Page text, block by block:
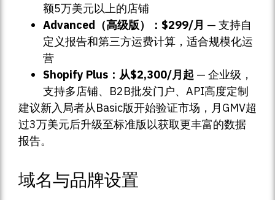
额5万美元以上的店铺
Advanced（高级版）：$299/月 — 支持自
定义报告和第三方运费计算，适合规模化运
营
Shopify Plus：从$2,300/月起 — 企业级，
支持多店铺、B2B批发门户、API高度定制
建议新入局者从Basic版开始验证市场，月GMV超
过3万美元后升级至标准版以获取更丰富的数据
报告。
域名与品牌设置